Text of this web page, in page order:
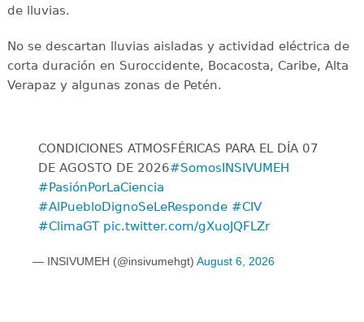
de lluvias.
No se descartan lluvias aisladas y actividad eléctrica de
corta duración en Suroccidente, Bocacosta, Caribe, Alta
Verapaz y algunas zonas de Petén.
CONDICIONES ATMOSFÉRICAS PARA EL DÍA 07
DE AGOSTO DE 2026#SomosINSIVUMEH
#PasiónPorLaCiencia
#AlPuebloDignoSeLeResponde #CIV
#ClimaGT pic.twitter.com/gXuoJQFLZr
— INSIVUMEH (@insivumehgt) August 6, 2026